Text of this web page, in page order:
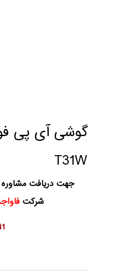
T31W
جهت دریافت مشاوره
شرکت